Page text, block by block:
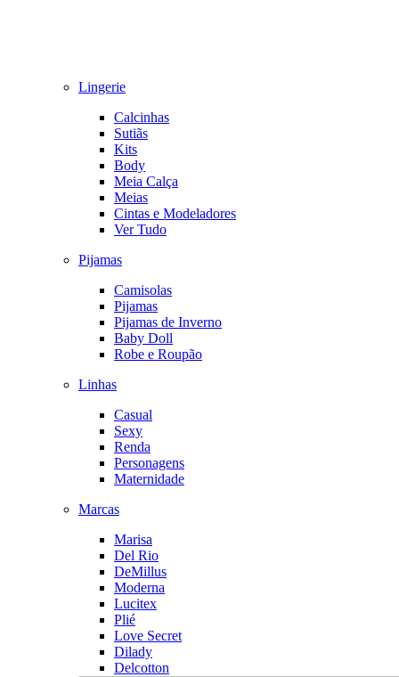
Lingerie
Calcinhas
Sutiãs
Kits
Body
Meia Calça
Meias
Cintas e Modeladores
Ver Tudo
Pijamas
Camisolas
Pijamas
Pijamas de Inverno
Baby Doll
Robe e Roupão
Linhas
Casual
Sexy
Renda
Personagens
Maternidade
Marcas
Marisa
Del Rio
DeMillus
Moderna
Lucitex
Plié
Love Secret
Dilady
Delcotton